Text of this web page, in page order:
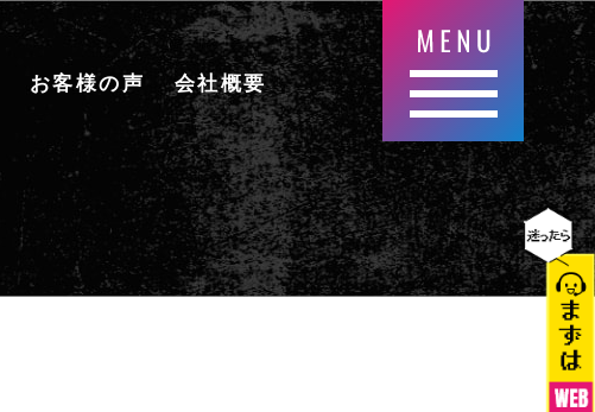
お客様の声 会社概要